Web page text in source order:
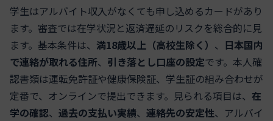
学生はアルバイト収入がなくても申し込めるカードがあり
ます。審査では在学状況と返済遅延のリスクを総合的に見
ます。基本条件は、 満18歳以上（高校生除く） 、
日本国内
で連絡が取れる住所、 引き落とし口座の設定です。本人確
認書類は運転免許証や健康保険証、学生証の組み合わせが
定番で、オンラインで提出できます。見られる項目は、 在
学の確認、 過去の支払い実績、 連絡先の安定性、アルバイ